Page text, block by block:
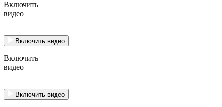
Включить
видео
Включить видео
Включить
видео
Включить видео